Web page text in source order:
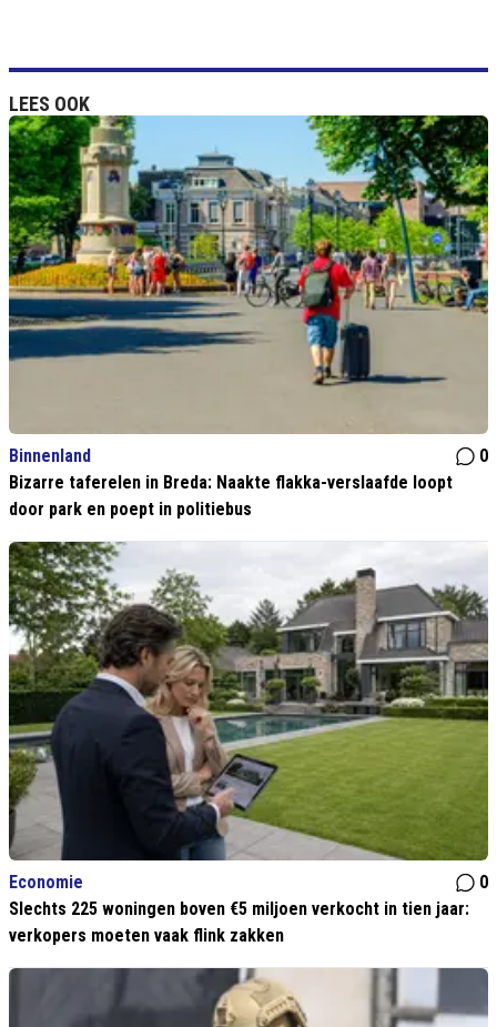
LEES OOK
Binnenland
0
Bizarre taferelen in Breda: Naakte flakka-verslaafde loopt
door park en poept in politiebus
Economie
0
Slechts 225 woningen boven €5 miljoen verkocht in tien jaar:
verkopers moeten vaak flink zakken